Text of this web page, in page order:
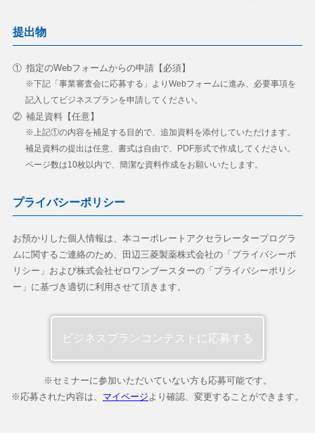
提出物
① 指定のWebフォームからの申請【必須】
※下記「事業審査会に応募する」よりWebフォームに進み、必要事項を
記入してビジネスプランを申請してください。
② 補足資料【任意】
※上記①の内容を補足する目的で、追加資料を添付していただけます。
補足資料の提出は任意、書式は自由で、PDF形式で作成してください。
ページ数は10枚以内で、簡潔な資料作成をお願いいたします。
プライバシーポリシー
お預かりした個人情報は、本コーポレートアクセラレータープログラ
ムに関するご連絡のため、田辺三菱製薬株式会社の「プライバシーポ
リシー」および株式会社ゼロワンブースターの「プライバシーポリシ
ー」に基づき適切に利用させて頂きます。
ビジネスプランコンテストに応募する
※セミナーに参加いただいていない方も応募可能です。
※応募された内容は、 マイページより確認、変更することができます。